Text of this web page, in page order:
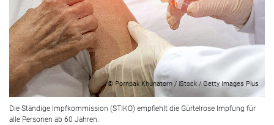
© Pornpak Khunatorn / iStock / Getty Images Plus
Die Ständige Impfkommission (STIKO) empfiehlt die Gürtelrose Impfung für
alle Personen ab 60 Jahren.